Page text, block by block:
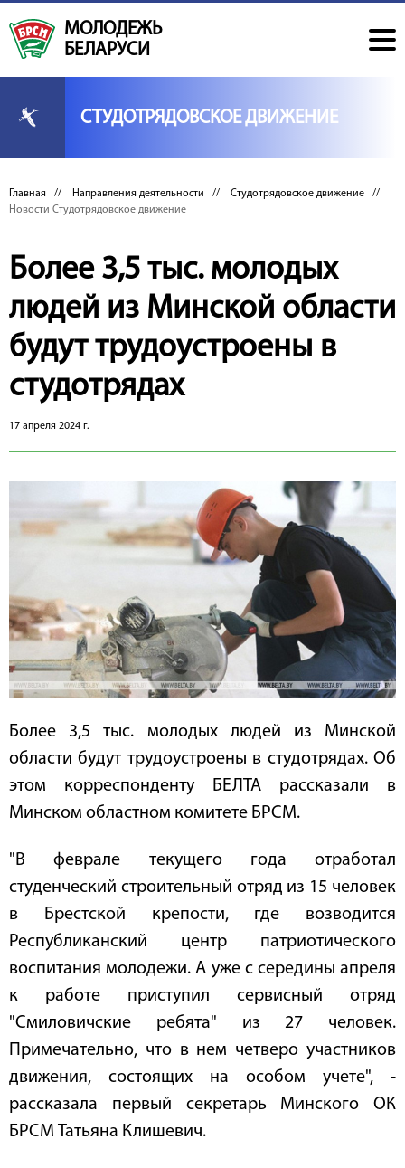
МОЛОДЕЖЬ
БЕЛАРУСИ
СТУДОТРЯДОВСКОЕ ДВИЖЕНИЕ
Главная // Направления деятельности // Студотрядовское движение //
Новости Студотрядовское движение
Более 3,5 тыс. молодых
людей из Минской области
будут трудоустроены в
студотрядах
17 апреля 2024 г.
Более 3,5 тыс. молодых людей из Минской
области будут трудоустроены в студотрядах. Об
этом корреспонденту БЕЛТА рассказали в
Минском областном комитете БРСМ.
"В феврале текущего года отработал
студенческий строительный отряд из 15 человек
в Брестской крепости, где возводится
Республиканский центр патриотического
воспитания молодежи. А уже с середины апреля
к работе приступил сервисный отряд
"Смиловичские ребята" из 27 человек.
Примечательно, что в нем четверо участников
движения, состоящих на особом учете", -
рассказала первый секретарь Минского ОК
БРСМ Татьяна Клишевич.